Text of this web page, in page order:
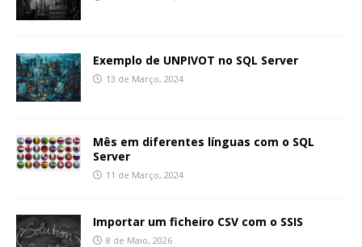
Exemplo de UNPIVOT no SQL Server
13 de Março, 2024
Mês em diferentes línguas com o SQL
Server
11 de Março, 2024
Importar um ficheiro CSV com o SSIS
8 de Maio, 2026